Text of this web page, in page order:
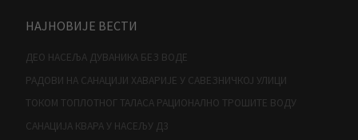
НАЈНОВИЈЕ ВЕСТИ
ДЕО НАСЕЉА ДУВАНИКА БЕЗ ВОДЕ
РАДОВИ НА САНАЦИЈИ ХАВАРИЈЕ У САВЕЗНИЧКОЈ УЛИЦИ
ТОКОМ ТОПЛОТНОГ ТАЛАСА РАЦИОНАЛНО ТРОШИТЕ ВОДУ
САНАЦИЈА КВАРА У НАСЕЉУ Д3